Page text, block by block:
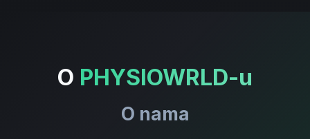
O PHYSIOWRLD-u
O nama